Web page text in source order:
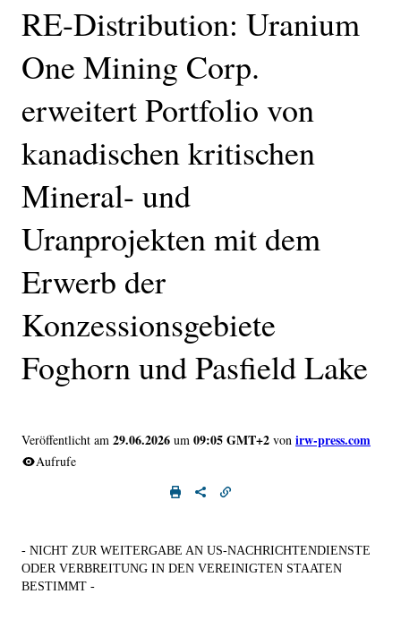
RE-Distribution: Uranium
One Mining Corp.
erweitert Portfolio von
kanadischen kritischen
Mineral- und
Uranprojekten mit dem
Erwerb der
Konzessionsgebiete
Foghorn und Pasfield Lake
Veröffentlicht am 29.06.2026 um 09:05 GMT+2 von irw-press.com
Aufrufe
- NICHT ZUR WEITERGABE AN US-NACHRICHTENDIENSTE
ODER VERBREITUNG IN DEN VEREINIGTEN STAATEN
BESTIMMT -